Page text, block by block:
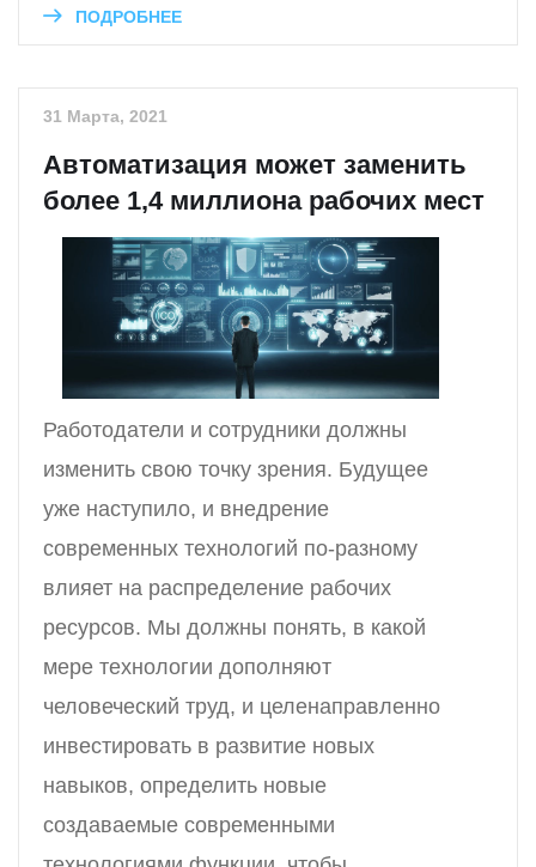
ПОДРОБНЕЕ
31 Марта, 2021
Автоматизация может заменить
более 1,4 миллиона рабочих мест
Работодатели и сотрудники должны
изменить свою точку зрения. Будущее
уже наступило, и внедрение
современных технологий по-разному
влияет на распределение рабочих
ресурсов. Мы должны понять, в какой
мере технологии дополняют
человеческий труд, и целенаправленно
инвестировать в развитие новых
навыков, определить новые
создаваемые современными